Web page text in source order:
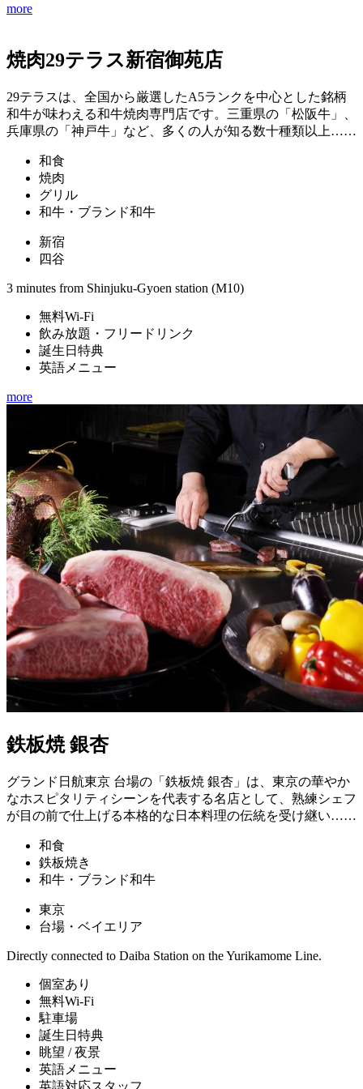
more
焼肉29テラス新宿御苑店
29テラスは、全国から厳選したA5ランクを中心とした銘柄
和牛が味わえる和牛焼肉専門店です。三重県の「松阪牛」、
兵庫県の「神戸牛」など、多くの人が知る数十種類以上……
和食
焼肉
グリル
和牛・ブランド和牛
新宿
四谷
3 minutes from Shinjuku-Gyoen station (M10)
無料Wi-Fi
飲み放題・フリードリンク
誕生日特典
英語メニュー
more
鉄板焼 銀杏
グランド日航東京 台場の「鉄板焼 銀杏」は、東京の華やか
なホスピタリティシーンを代表する名店として、熟練シェフ
が目の前で仕上げる本格的な日本料理の伝統を受け継い……
和食
鉄板焼き
和牛・ブランド和牛
東京
台場・ベイエリア
Directly connected to Daiba Station on the Yurikamome Line.
個室あり
無料Wi-Fi
駐車場
誕生日特典
眺望 / 夜景
英語メニュー
英語対応スタッフ